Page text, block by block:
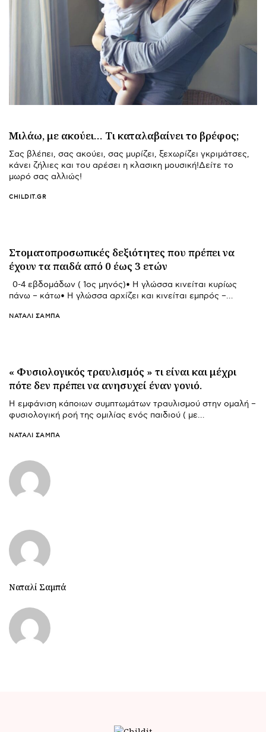
Μιλάω, με ακούει… Τι καταλαβαίνει το βρέφος;
Σας βλέπει, σας ακούει, σας μυρίζει, ξεχωρίζει γκριμάτσες,
κάνει ζήλιες και του αρέσει η κλασικη μουσική!Δείτε το
μωρό σας αλλιώς!
CHILDIT.GR
Στοματοπροσωπικές δεξιότητες που πρέπει να
έχουν τα παιδά από 0 έως 3 ετών
0-4 εβδομάδων ( 1ος μηνός)• Η γλώσσα κινείται κυρίως
πάνω – κάτω• Η γλώσσα αρχίζει και κινείται εμπρός –…
ΝΑΤΑΛΊ ΣΑΜΠΆ
« Φυσιολογικός τραυλισμός » τι είναι και μέχρι
πότε δεν πρέπει να ανησυχεί έναν γονιό.
Η εμφάνιση κάποιων συμπτωμάτων τραυλισμού στην ομαλή –
φυσιολογική ροή της ομιλίας ενός παιδιού ( με…
ΝΑΤΑΛΊ ΣΑΜΠΆ
Ναταλί Σαμπά